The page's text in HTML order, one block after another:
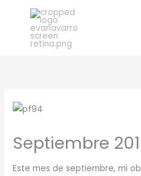
content
Septiembre
Este mes de septiembre, mi